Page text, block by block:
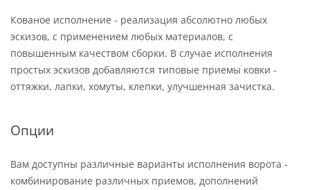
Кованое исполнение - реализация абсолютно любых
эскизов, с применением любых материалов, с
повышенным качеством сборки. В случае исполнения
простых эскизов добавляются типовые приемы ковки -
оттяжки, лапки, хомуты, клепки, улучшенная зачистка.
Опции
Вам доступны различные варианты исполнения ворота -
комбинирование различных приемов, дополнений